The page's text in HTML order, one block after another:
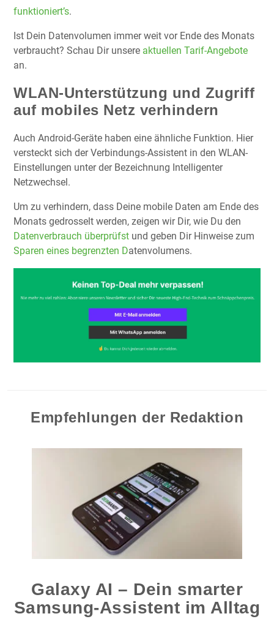
funktioniert’s.
Ist Dein Datenvolumen immer weit vor Ende des Monats
verbraucht? Schau Dir unsere aktuellen Tarif-Angebote
an.
WLAN-Unterstützung und Zugriff
auf mobiles Netz verhindern
Auch Android-Geräte haben eine ähnliche Funktion. Hier
versteckt sich der Verbindungs-Assistent in den WLAN-
Einstellungen unter der Bezeichnung Intelligenter
Netzwechsel.
Um zu verhindern, dass Deine mobile Daten am Ende des
Monats gedrosselt werden, zeigen wir Dir, wie Du den
Datenverbrauch überprüfst und geben Dir Hinweise zum
Sparen eines begrenzten Datenvolumens.
Empfehlungen der Redaktion
Galaxy AI – Dein smarter
Samsung-Assistent im Alltag